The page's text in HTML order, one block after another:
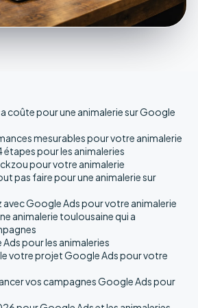
coûte pour une animalerie sur Google
mesurables pour votre animalerie
pour les animaleries
pour votre animalerie
pas faire pour une animalerie sur
avec Google Ads pour votre animalerie
animalerie toulousaine qui a
pour les animaleries
votre projet Google Ads pour votre
vos campagnes Google Ads pour